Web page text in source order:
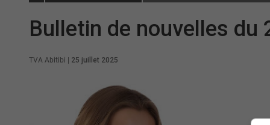
Bulletin de nouvelles du
TVA Abitibi 25 juillet 2025